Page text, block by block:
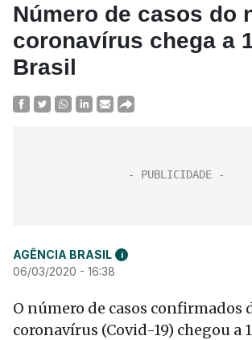
Número de casos do
coronavírus chega a
Brasil
AGÊNCIA BRASIL i
06/03/2020 - 16:38
O número de casos confirmados
coronavírus (Covid-19) chegou a